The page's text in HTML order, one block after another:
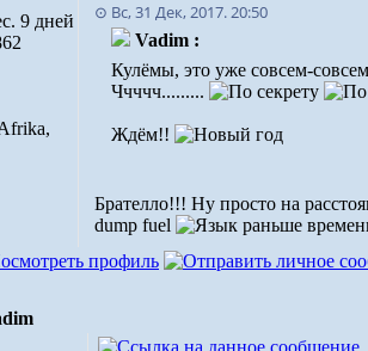
9 дней
⊙ Вс, 31 Дек, 2017. 20:50
Vadim :
Кулёмы, это уже совсем-
Ччччч.........
Ждём!!
Брателло!!! Ну просто на
dump fuel
раньше